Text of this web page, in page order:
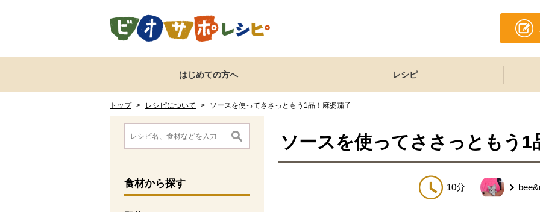
ここからサイト内共通メニューです。
サイト内共通メニューをスキップする
はじめての方へ レシピ
トップ > レシピについて > ソースを使ってささっともう1品！麻婆茄子
ここから消費材検索メニューです。
食材から探す
消費材検索メニューここまで。
ここから本文です。
ソースを使ってささっともう1
10分